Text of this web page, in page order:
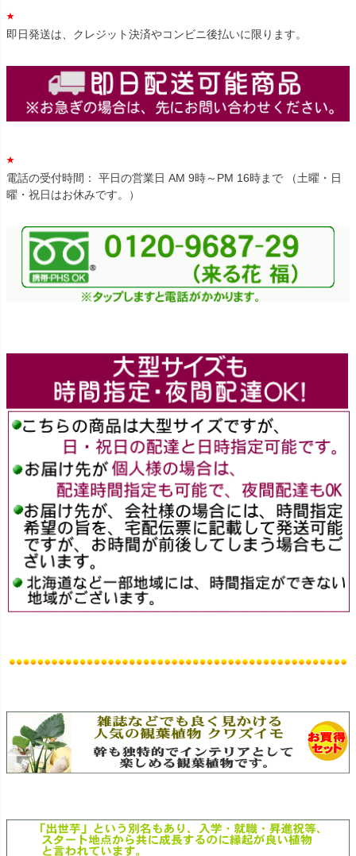
即日発送は、クレジット決済やコンビニ後払いに限ります。
電話の受付時間： 平日の営業日 AM 9時～PM 16時まで （土曜・日
曜・祝日はお休みです。）